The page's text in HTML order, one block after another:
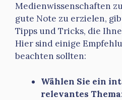
Medienwissenschaften
gute Note zu erzielen,
Tipps und Tricks, die
Hier sind einige
beachten sollten:
Wählen Sie ein
relevantes Thema